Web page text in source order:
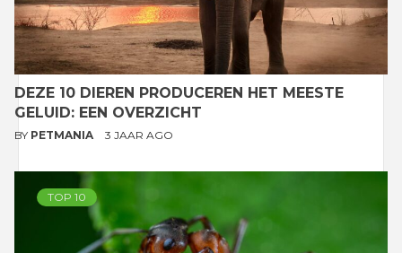
DEZE 10 DIEREN PRODUCEREN HET MEESTE
GELUID: EEN OVERZICHT
BY PETMANIA 3 JAAR AGO
TOP 10